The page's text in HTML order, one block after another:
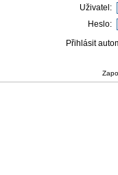
Uživatel:
Heslo:
Přihlásit